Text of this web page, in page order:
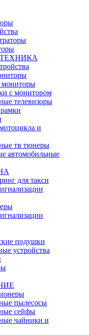
с монитором
телевизоры
и
тв тюнеры
автомобильные
для такси
подушки
устройства
пылесосы
сейфы
чайники и